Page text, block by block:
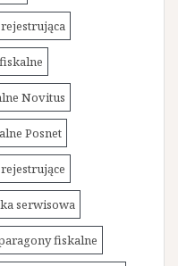
Novitus
Posnet
serwisowa
fiskalne